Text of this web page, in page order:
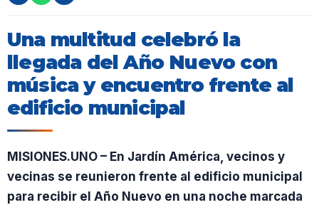
Una multitud celebró la
llegada del Año Nuevo con
música y encuentro frente al
edificio municipal
MISIONES.UNO – En Jardín América, vecinos y
vecinas se reunieron frente al edificio municipal
para recibir el Año Nuevo en una noche marcada